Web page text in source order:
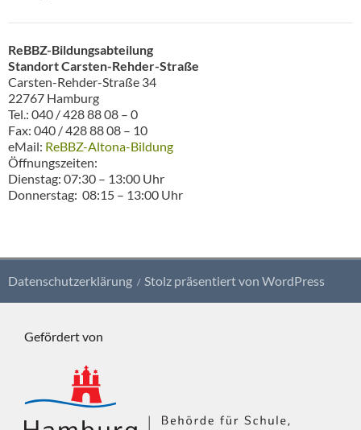
ReBBZ-Bildungsabteilung
Standort Carsten-Rehder-Straße
Carsten-Rehder-Straße 34
22767 Hamburg
Tel.: 040 / 428 88 08 – 0
Fax: 040 / 428 88 08 – 10
eMail: ReBBZ-Altona-Bildung
Öffnungszeiten:
Dienstag: 07:30 – 13:00 Uhr
Donnerstag: 08:15 – 13:00 Uhr
Datenschutzerklärung Stolz präsentiert von WordPress
Gefördert von